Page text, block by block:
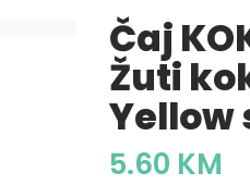
Čaj
Žuti
Yellow
5.60 KM